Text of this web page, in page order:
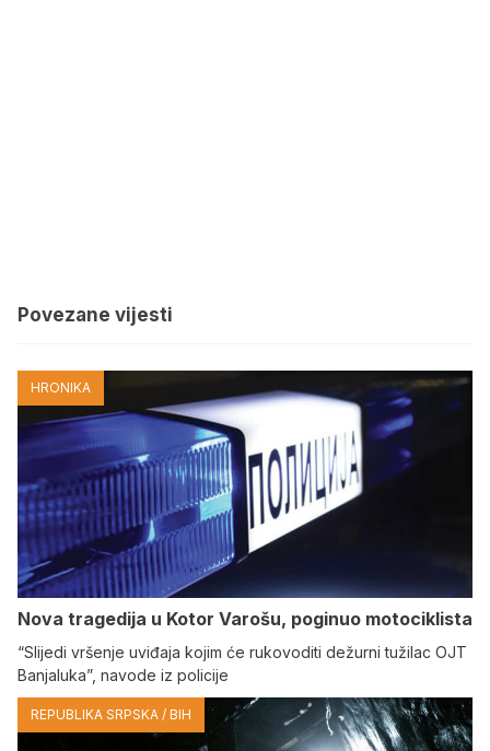
Povezane vijesti
HRONIKA
Nova tragedija u Kotor Varošu, poginuo motociklista
“Slijedi vršenje uviđaja kojim će rukovoditi dežurni tužilac OJT
Banjaluka”, navode iz policije
REPUBLIKA SRPSKA / BIH